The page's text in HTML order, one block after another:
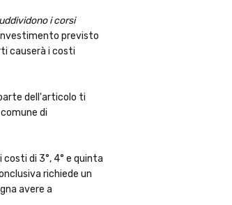
i corsi
previsto
causerà i costi
dell'articolo ti
di
di 3°, 4° e quinta
richiede un
avere a